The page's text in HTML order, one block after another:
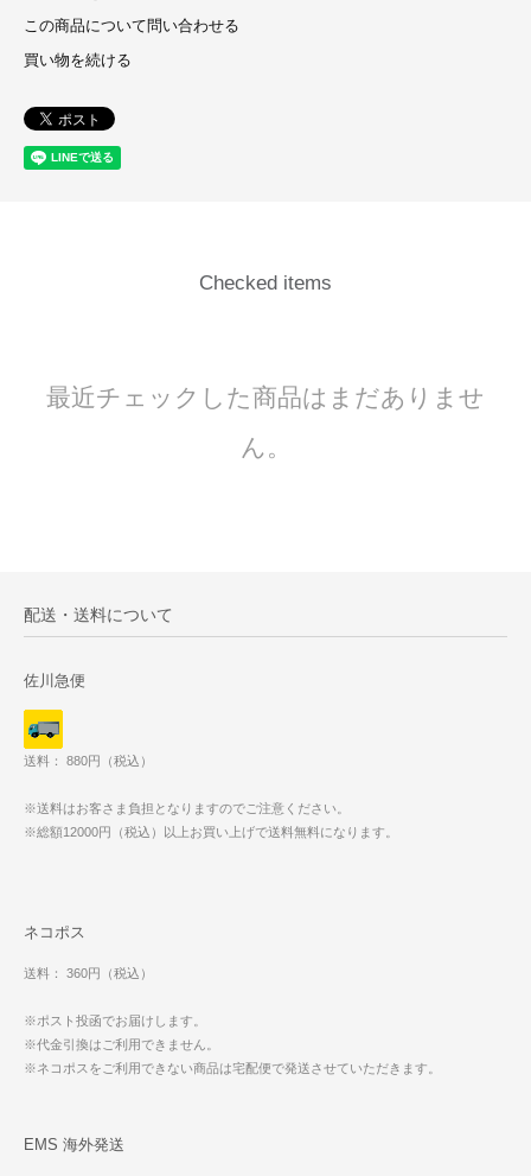
この商品について問い合わせる
買い物を続ける
Checked items
最近チェックした商品はまだありませ
ん。
配送・送料について
佐川急便
送料： 880円（税込）
※送料はお客さま負担となりますのでご注意ください。
※総額12000円（税込）以上お買い上げで送料無料になります。
ネコポス
送料： 360円（税込）
※ポスト投函でお届けします。
※代金引換はご利用できません。
※ネコポスをご利用できない商品は宅配便で発送させていただきます。
EMS 海外発送